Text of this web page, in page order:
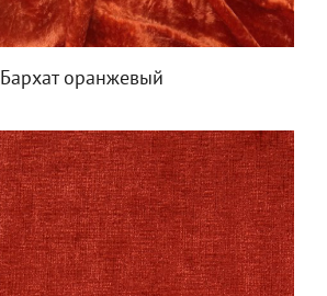
Бархат оранжевый